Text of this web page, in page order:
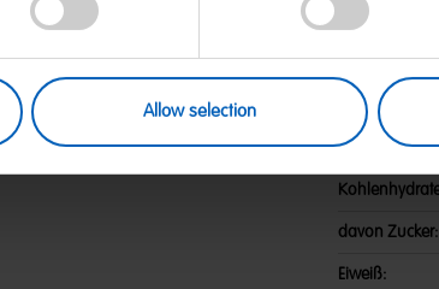
Allow selection
der Füllung und Cola-
Feuchthaltemittel:
Karamellsirup;
Sonnenblumenöl;
Talkum.
Nährwerte
Energie:
Fett:
davon
davon Zucker:
Eiweiß: